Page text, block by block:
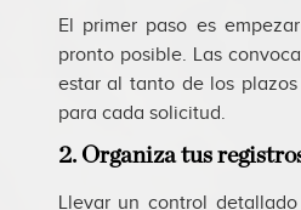
El primer paso es
pronto posible. Las
estar al tanto de los
para cada solicitud.
2. Organiza tus
Llevar un control